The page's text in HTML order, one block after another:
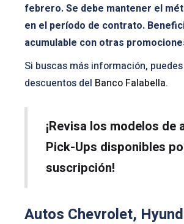
febrero. Se debe mantener el
en el período de contrato.
acumulable con otras
Si buscas más información,
descuentos del Banco Falabella.
¡Revisa los modelos de
Pick-Ups disponibles
suscripción!
Autos Chevrolet,